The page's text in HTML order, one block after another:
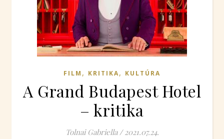
FILM , KRITIKA, KULTÚRA
A Grand Budapest Hotel
– kritika
Tolnai Gabriella / 2021.07.24.